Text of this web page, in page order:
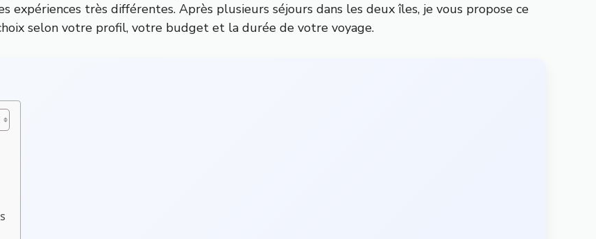
expériences très différentes. Après plusieurs séjours dans les deux îles, je vous propose ce
selon votre profil, votre budget et la durée de votre voyage.